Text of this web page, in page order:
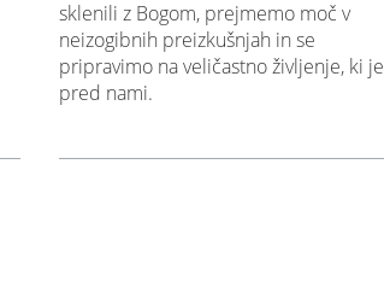
sklenili z Bogom, prejmemo moč v
neizogibnih preizkušnjah in se
pripravimo na veličastno življenje, ki je
pred nami.